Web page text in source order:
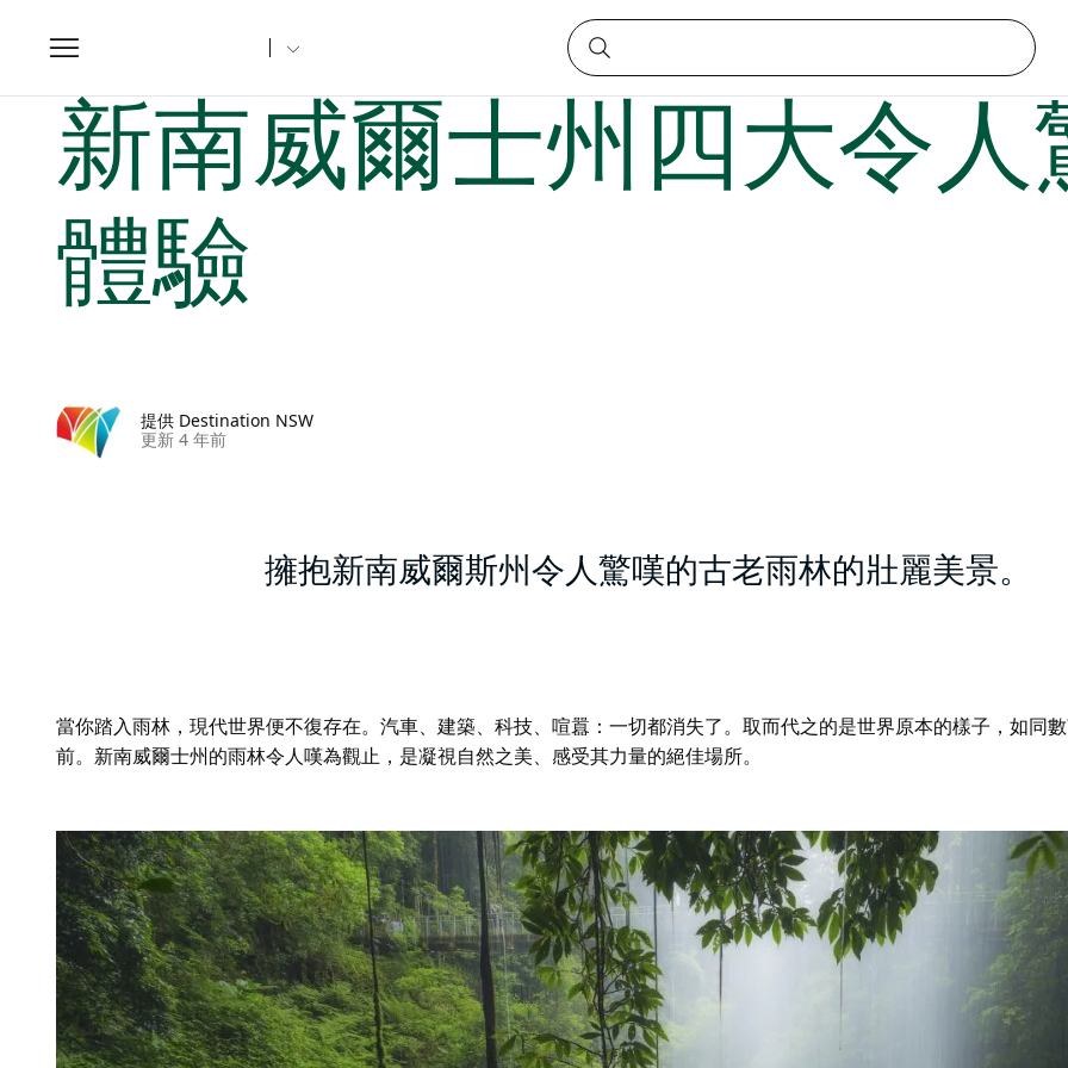
Toggle
navigation
新南威爾士州四大令人
體驗
提供 Destination NSW
更新 4 年前
擁抱新南威爾斯州令人驚嘆的古老雨林的壯麗美景。
當你踏入雨林，現代世界便不復存在。汽車、建築、科技、喧囂：一切都消失了。取而代之的是世界原本的樣子，如同
前。 新南威爾士州的雨林令人嘆為觀止，是凝視自然之美、感受其力量的絕佳場所。